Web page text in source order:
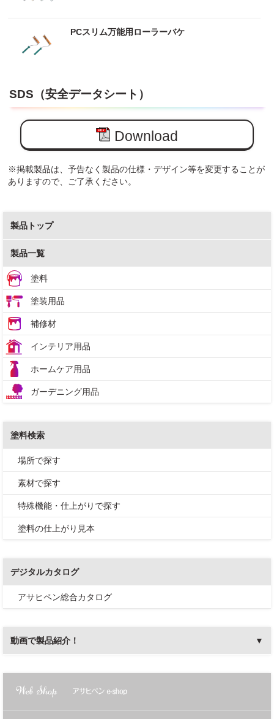
PCスリム万能用ローラーバケ
SDS（安全データシート）
Download
※掲載製品は、予告なく製品の仕様・デザイン等を変更することが
ありますので、ご了承ください。
製品トップ
製品一覧
塗料
塗装用品
補修材
インテリア用品
ホームケア用品
ガーデニング用品
塗料検索
場所で探す
素材で探す
特殊機能・仕上がりで探す
塗料の仕上がり見本
デジタルカタログ
アサヒペン総合カタログ
動画で製品紹介！